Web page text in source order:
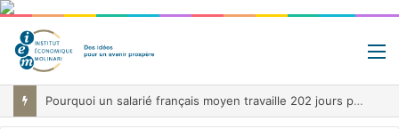
Pourquoi un salarié français moyen travaille 202 jours par an pour financer impôts et cotisations, un record dans toute l’Union européenne